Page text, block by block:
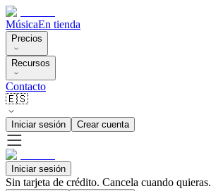
MúsicaEn tienda
Precios
Recursos
Contacto
🇪🇸
Iniciar sesión Crear cuenta
Iniciar sesión
Sin tarjeta de crédito. Cancela cuando quieras.